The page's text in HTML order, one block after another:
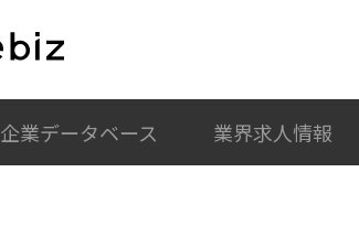
企業データベース 業界求人情報